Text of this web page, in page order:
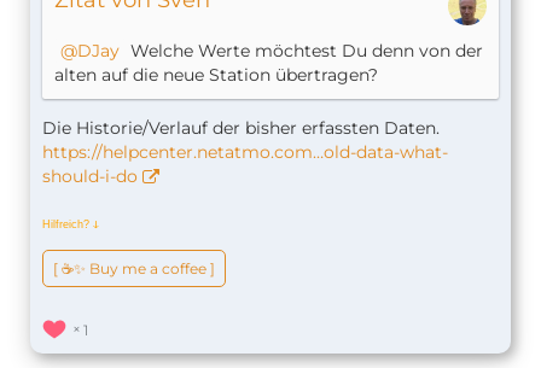
DJay Welche Werte möchtest Du denn von der
alten auf die neue Station übertragen?
Die Historie/Verlauf der bisher erfassten Daten.
https://helpcenter.netatmo.com…old-data-what-
should-i-do
Hilfreich? ↆ
[ ☕️✨ Buy me a coffee ]
1